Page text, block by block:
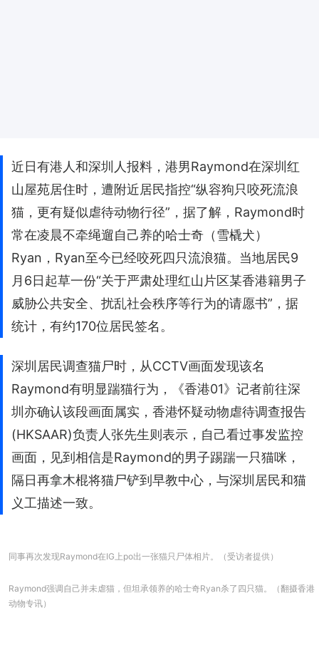
近日有港人和深圳人报料，港男Raymond在深圳红
山屋苑居住时，遭附近居民指控“纵容狗只咬死流浪
猫，更有疑似虐待动物行径”，据了解，Raymond时
常在凌晨不牵绳遛自己养的哈士奇（雪橇犬）
Ryan，Ryan至今已经咬死四只流浪猫。当地居民9
月6日起草一份“关于严肃处理红山片区某香港籍男子
威胁公共安全、扰乱社会秩序等行为的请愿书”，据
统计，有约170位居民签名。
深圳居民调查猫尸时，从CCTV画面发现该名
Raymond有明显踹猫行为，《香港01》记者前往深
圳亦确认该段画面属实，香港怀疑动物虐待调查报告
(HKSAAR)负责人张先生则表示，自己看过事发监控
画面，见到相信是Raymond的男子踢踹一只猫咪，
隔日再拿木棍将猫尸铲到早教中心，与深圳居民和猫
义工描述一致。
同事再次发现Raymond在IG上po出一张猫只尸体相片。（受访者提供）
Raymond强调自己并未虐猫，但坦承领养的哈士奇Ryan杀了四只猫。（翻摄香港
动物专讯）